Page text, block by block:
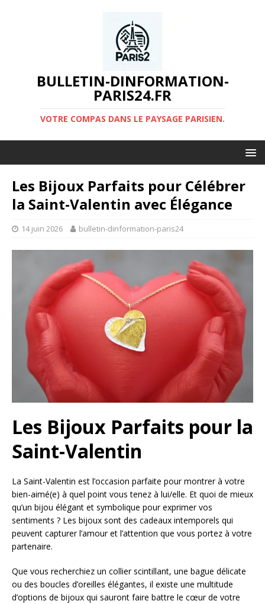
BULLETIN-DINFORMATION-
PARIS24.FR
VOTRE COMPAS DANS LE PAYSAGE PARISIEN.
Les Bijoux Parfaits pour Célébrer
la Saint-Valentin avec Élégance
14 juin 2026 bulletin-dinformation-paris24
Les Bijoux Parfaits pour la
Saint-Valentin
La Saint-Valentin est l’occasion parfaite pour montrer à votre
bien-aimé(e) à quel point vous tenez à lui/elle. Et quoi de mieux
qu’un bijou élégant et symbolique pour exprimer vos
sentiments ? Les bijoux sont des cadeaux intemporels qui
peuvent capturer l’amour et l’attention que vous portez à votre
partenaire.
Que vous recherchiez un collier scintillant, une bague délicate
ou des boucles d’oreilles élégantes, il existe une multitude
d’options de bijoux qui sauront faire battre le cœur de votre